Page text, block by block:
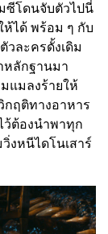
ซีโดนจับตัวไปนี่
ห้ได้ พร้อม ๆ กับ
ตัวละครดั้งเดิม
ลักฐานมา
แมลงร้ายให้
กฤติทางอาหาร
ว้ต้องนำพาทุก
งหนีไดโนเสาร์